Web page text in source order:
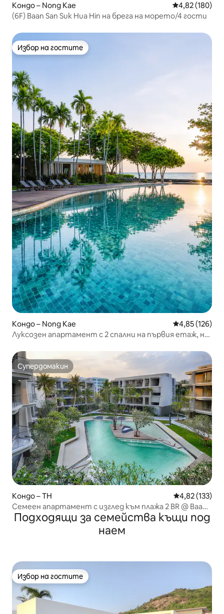
Кондо – Nong Kae Средна
4,82 (180)
(6F) Baan San Suk Hua Hin на брега на морето/4 гости
Избор на гостите
Избор на гостите
Кондо – Nong Kae Средна
4,85 (126)
Луксозен апартамент с 2 спални на първия етаж, на
Супердомакин
Супердомакин
Кондо – TH Средна
4,82 (133)
Семеен апартамент с изглед към плажа 2 BR @ Baan
San Kraam
Подходящи за семейства къщи под
наем
Избор на гостите
Избор на гостите